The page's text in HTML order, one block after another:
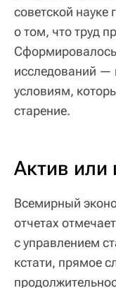
советской науке
о том, что труд
исследований —
условиям,
старение.
Актив или
Всемирный
отчетах
с управлением
кстати, прямое